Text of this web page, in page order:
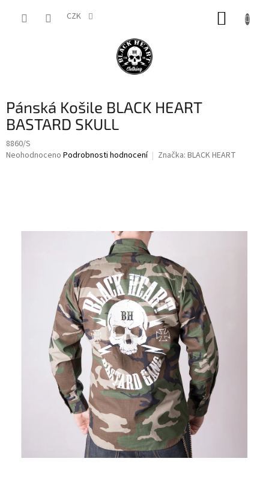
CZK
Pánská Košile BLACK HEART
BASTARD SKULL
8860/S
Průměrné
hvězdiček.
Neohodnoceno Podrobnosti hodnocení Značka: BLACK HEART